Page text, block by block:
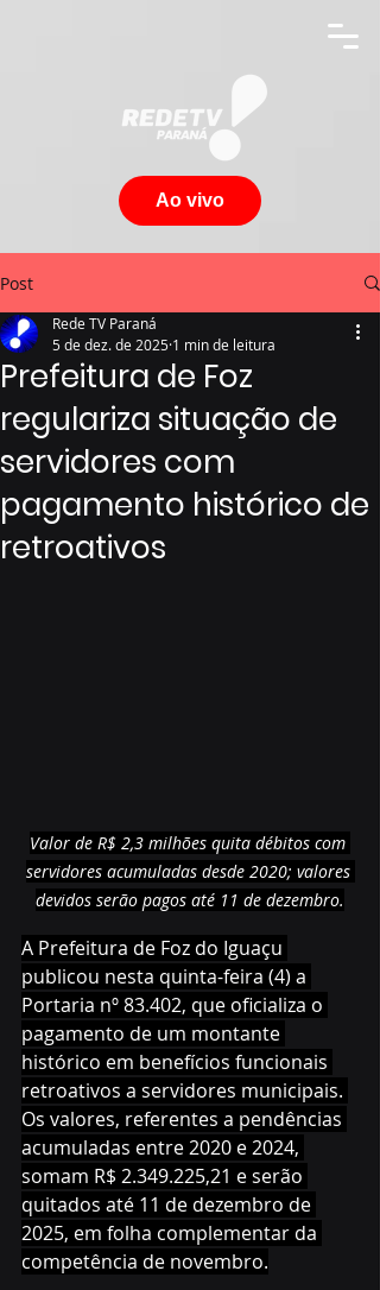
Ao vivo
Post
Prefeitura de Foz
regulariza situação de
servidores com
pagamento histórico de
retroativos
Rede TV Paraná
5 de dez. de 2025 1 min de leitura
Valor de R$ 2,3 milhões quita débitos com
servidores acumuladas desde 2020; valores
devidos serão pagos até 11 de dezembro.
A Prefeitura de Foz do Iguaçu
publicou nesta quinta-feira (4) a
Portaria nº 83.402, que oficializa o
pagamento de um montante
histórico em benefícios funcionais
retroativos a servidores municipais.
Os valores, referentes a pendências
acumuladas entre 2020 e 2024,
somam R$ 2.349.225,21 e serão
quitados até 11 de dezembro de
2025, em folha complementar da
competência de novembro.